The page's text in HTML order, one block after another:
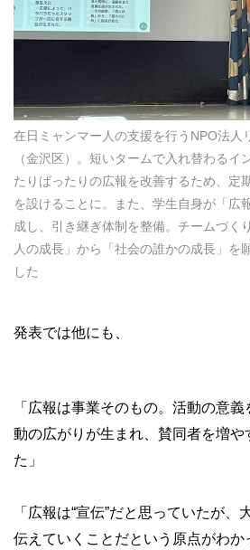
在日ミャンマー人の支援を行うNPO法人
（金沢区）。短いタームで入れ替わるイ
たりばったりの広報を改善するため、定
を設けることに。また、学生自身が「広
成し、引き継ぎ体制を整備。チームづく
人の成長」から「社会の誰かの成長」を
した
発表では他にも、
「広報は事業そのもの。活動の意
動の広がりが生まれ、賛同者を増や
た」
「広報は“宣伝”だと思っていたが、
伝えていくことだという原点がわか